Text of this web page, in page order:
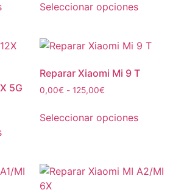
Seleccionar opciones
5G
Reparar Xiaomi Mi 9 T
0,00€ - 125,00€
Seleccionar opciones